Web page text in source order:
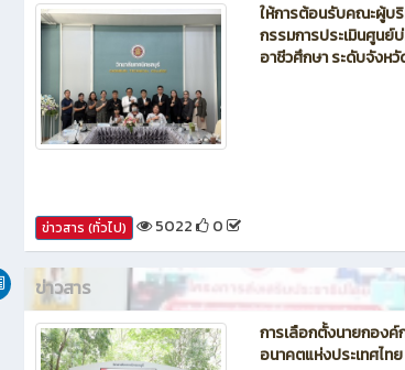
ให้การต้อนรับคณะผู้บ
กรรมการประเมินศูนย์
อาชีวศึกษา ระดับจังหวั
ข่าวสาร (ทั่วไป) 5022 0
ข่าวสาร
การเลือกตั้งนายกองค์
อนาคตแห่งประเทศไท